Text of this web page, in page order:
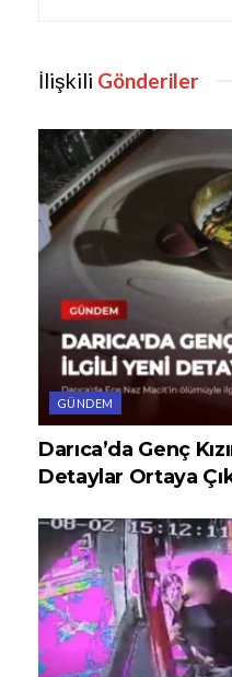
İlişkili Gönderiler
GÜNDEM
Darıca’da Genç
Detaylar Ortaya